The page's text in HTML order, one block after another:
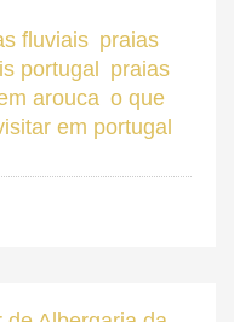
fluviais praias
portugal
praias
arouca o que
em portugal